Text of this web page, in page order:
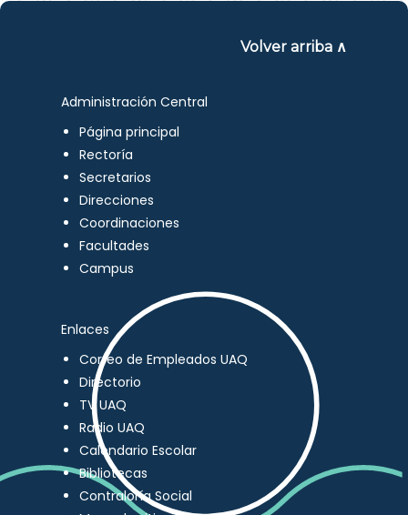
Volver arriba ∧
Administración Central
Página principal
Rectoría
Secretarios
Direcciones
Coordinaciones
Facultades
Campus
Enlaces
Correo de Empleados UAQ
Directorio
TV UAQ
Radio UAQ
Calendario Escolar
Bibliotecas
Contraloría Social